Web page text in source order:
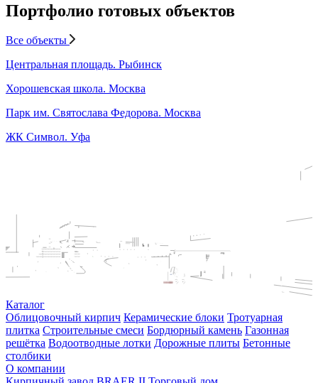
Портфолио готовых объектов
Все объекты
Центральная площадь. Рыбинск
Хорошевская школа. Москва
Парк им. Святослава Федорова. Москва
ЖК Символ. Уфа
Каталог
Облицовочный кирпич Керамические блоки Тротуарная
плитка Строительные смеси Бордюрный камень Газонная
решётка Водоотводные лотки Дорожные плиты Бетонные
столбики
О компании